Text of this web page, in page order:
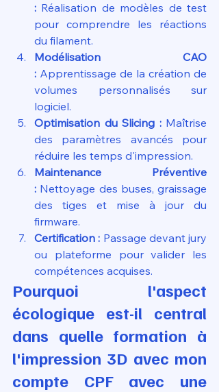
: Réalisation de modèles de test
pour comprendre les réactions
du filament.
Modélisation CAO
: Apprentissage de la création de
volumes personnalisés sur
logiciel.
Optimisation du Slicing : Maîtrise
des paramètres avancés pour
réduire les temps d'impression.
Maintenance Préventive
: Nettoyage des buses, graissage
des tiges et mise à jour du
firmware.
Certification : Passage devant jury
ou plateforme pour valider les
compétences acquises.
Pourquoi l'aspect
écologique est-il central
dans quelle formation à
l'impression 3D avec mon
compte CPF avec une